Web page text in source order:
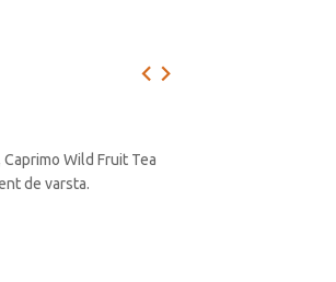
Wild Fruit Tea
de varsta.